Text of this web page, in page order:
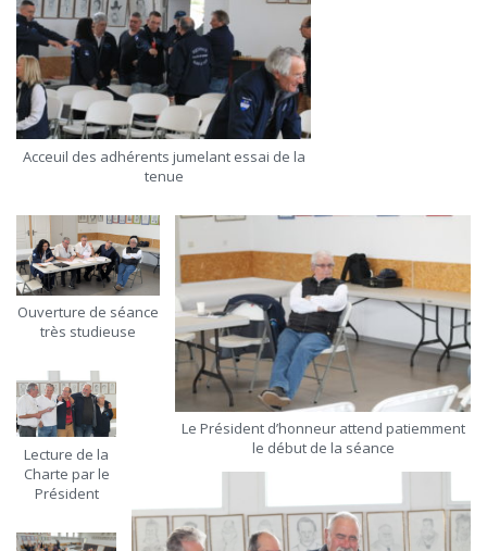
Acceuil des adhérents jumelant essai de la
tenue
Le Président d’honneur attend patiemment
le début de la séance
Ouverture de séance
très studieuse
Lecture de la
Charte par le
Président